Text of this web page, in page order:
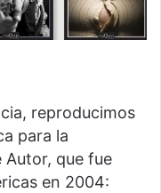
reproducimos
para la
Autor, que fue
en 2004: